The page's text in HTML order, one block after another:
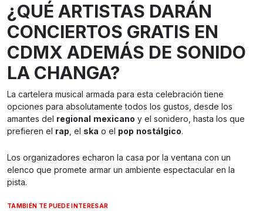
¿QUÉ ARTISTAS DARÁN
CONCIERTOS GRATIS EN
CDMX ADEMÁS DE SONIDO
LA CHANGA?
La cartelera musical armada para esta celebración tiene
opciones para absolutamente todos los gustos, desde los
amantes del regional mexicano y el sonidero, hasta los que
prefieren el rap, el ska o el pop nostálgico.
Los organizadores echaron la casa por la ventana con un
elenco que promete armar un ambiente espectacular en la
pista.
TAMBIÉN TE PUEDE INTERESAR